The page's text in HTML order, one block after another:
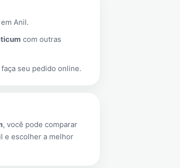
emAnil.
com outras
seu pedido online.
, você pode comparar
e escolher a melhor